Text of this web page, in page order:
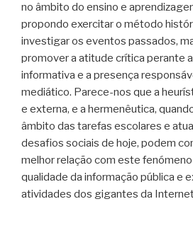
no âmbito do ensino e
propondo exercitar o método
investigar os eventos passados,
promover a atitude crítica perante
informativa e a presença
mediático. Parece-nos que a
e externa, e a hermenêutica,
âmbito das tarefas escolares e
desafios sociais de hoje, podem
melhor relação com este
qualidade da informação pública e
atividades dos gigantes da